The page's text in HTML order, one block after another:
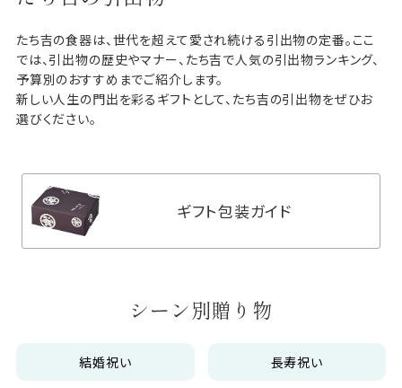
たち吉の食器は、世代を超えて愛され続ける引出物の定番。ここ
では、引出物の歴史やマナー、たち吉で人気の引出物ランキング、
予算別のおすすめまでご紹介します。
新しい人生の門出を彩るギフトとして、たち吉の引出物をぜひお
選びください。
ギフト包装ガイド
シーン別贈り物
結婚祝い 長寿祝い